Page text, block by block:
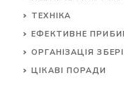
ТЕХНІКА
ЕФЕКТИВНЕ
ОРГАНІЗАЦІЯ
ЦІКАВІ ПОРАДИ